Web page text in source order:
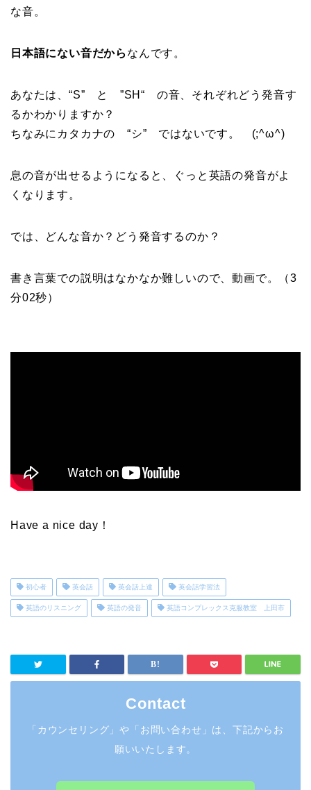
な音。
日本語にない音だから なんです。
あなたは、“S” と ”SH“ の音、それぞれどう発音す
るかわかりますか？
ちなみにカタカナの “シ” ではないです。 (;^ω^)
息の音が出せるようになると、ぐっと英語の発音がよ
くなります。
では、どんな音か？どう発音するのか？
書き言葉での説明はなかなか難しいので、動画で。（3
分02秒）
Have a nice day！
初心者 英会話 英会話上達 英会話学習法
英語のリスニング 英語の発音 英語コンプレックス克服教室 上田市
Contact
「カウンセリング」や「お問い合わせ」は、下記からお
願いいたします。